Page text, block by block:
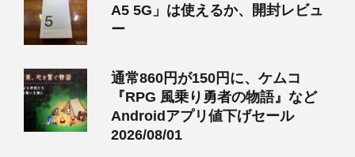
A5 5G」は使えるか、開封レビュ
ー
通常860円が150円に、ケムコ
『RPG 風乗り勇者の物語』など
Androidアプリ値下げセール
2026/08/01